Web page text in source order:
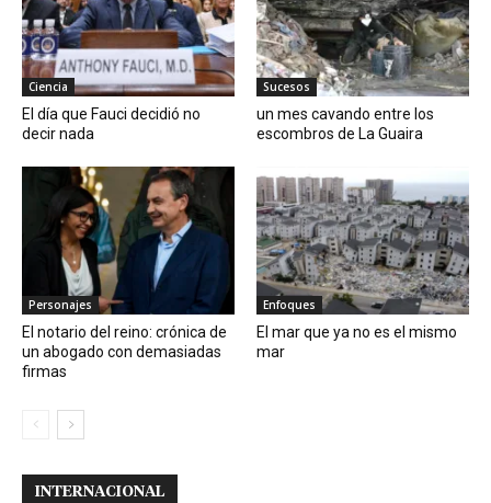
Ciencia
El día que Fauci decidió no
decir nada
Sucesos
un mes cavando entre los
escombros de La Guaira
Personajes
El notario del reino: crónica de
un abogado con demasiadas
firmas
Enfoques
El mar que ya no es el mismo
mar
INTERNACIONAL